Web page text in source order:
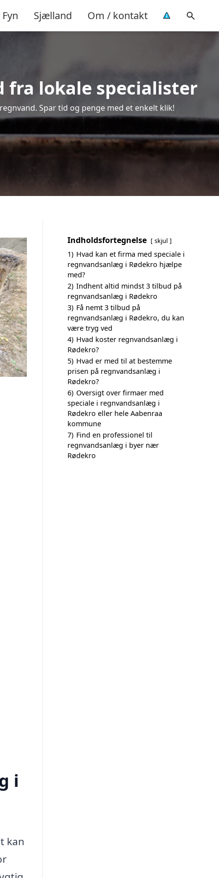
Fyn Sjælland Om / kontakt
fra lokale specialister
Spar tid og penge med et enkelt klik!
i
kan
Indholdsfortegnelse skjul
1) Hvad kan et firma med speciale i
regnvandsanlæg i Rødekro hjælpe
med?
2) Indhent altid mindst 3 tilbud på
regnvandsanlæg i Rødekro
3) Få nemt 3 tilbud på
regnvandsanlæg i Rødekro, du kan
være tryg ved
4) Hvad koster regnvandsanlæg i
Rødekro?
5) Hvad er med til at bestemme
prisen på regnvandsanlæg i
Rødekro?
6) Oversigt over firmaer med
speciale i regnvandsanlæg i
Rødekro eller hele Aabenraa
kommune
7) Find en professionel til
regnvandsanlæg i byer nær
Rødekro